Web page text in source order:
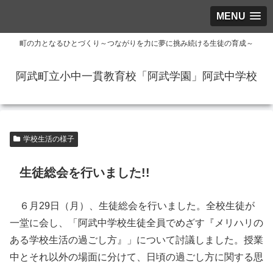
MENU
町の力となるひとづくり～つながりを力に夢に挑み続ける生徒の育成～
阿武町立小中一貫教育校「阿武学園」阿武中学校
学校生活の様子
生徒総会を行いました!!
６月29日（月）、生徒総会を行いました。全校生徒が
一堂に会し、「阿武中学校生徒全員でめざす『メリハリの
ある学校生活の過ごし方』」について討議しました。授業
中とそれ以外の場面に分けて、日頃の過ごし方に関する思